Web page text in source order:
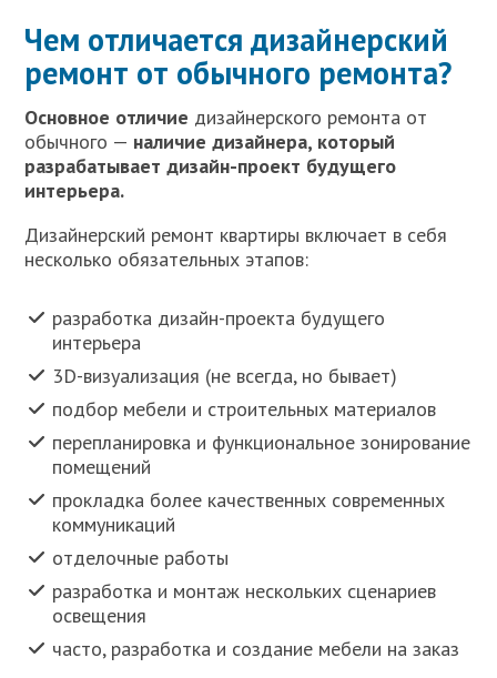
Чем отличается дизайнерский
ремонт от обычного ремонта?
Основное отличие дизайнерского ремонта от
обычного — наличие дизайнера, который
разрабатывает дизайн-проект будущего
интерьера.
Дизайнерский ремонт квартиры включает в себя
несколько обязательных этапов:
разработка дизайн-проекта будущего
интерьера
3D-визуализация (не всегда, но бывает)
подбор мебели и строительных материалов
перепланировка и функциональное зонирование
помещений
прокладка более качественных современных
коммуникаций
отделочные работы
разработка и монтаж нескольких сценариев
освещения
часто, разработка и создание мебели на заказ